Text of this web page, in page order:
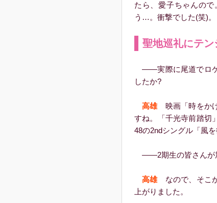
たら、愛子ちゃんの
う…。衝撃でした(笑)。
聖地巡礼にテン
――実際に尾道でロケ
したか?
高雄映画「時をかけ
すね。「千光寺前踏切
48の2ndシングル「風
――2期生の皆さんが
高雄なので、そこが
上がりました。